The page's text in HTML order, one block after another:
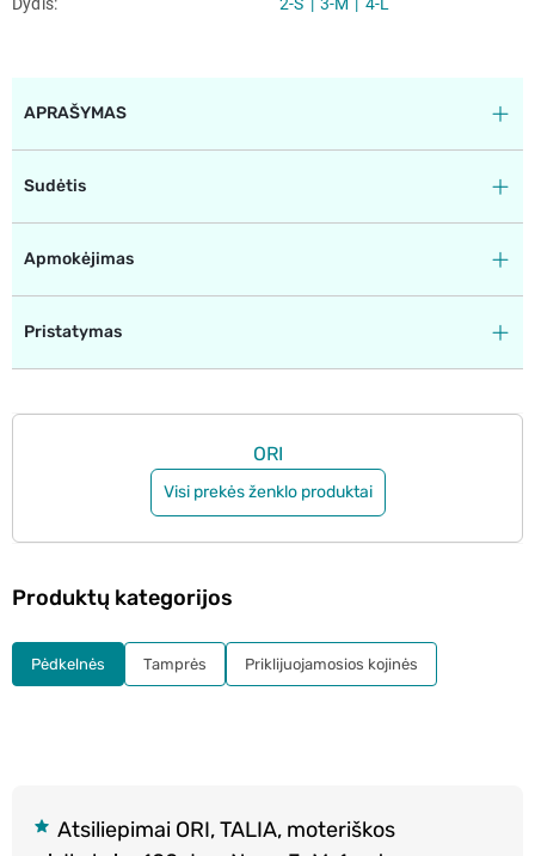
APRAŠYMAS
Sudėtis
Apmokėjimas
Pristatymas
ORI
Visi prekės ženklo produktai
Atsiliepimai ORI, TALIA, moteriškos
Produktų kategorijos
Pėdkelnės Tamprės Priklijuojamosios kojinės